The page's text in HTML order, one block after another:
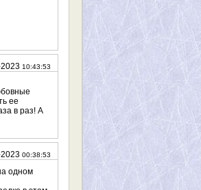
10:43:53
ее
в раз! А
00:38:53
одном